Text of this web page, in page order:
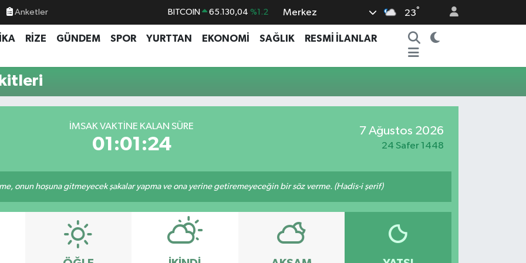
Anketler BITCOIN 65.130,04 %1.2
DOLAR 47,7106 %0.17
GRAM ALTIN 6648.99 %2.59
Merkez 23°
RİZE GÜNDEM SPOR YURTTAN EKONOMİ SAĞLIK
RESMİ İLANLAR
İMSAK VAKTINE KALAN SÜRE
01:01:24
7 Ağustos 2026
24 Safer 1448
onun hoşuna gitmeyecek şakalar yapma ve ona yerine getiremeyeceğin bir söz verme. (Hadis-i şerif)